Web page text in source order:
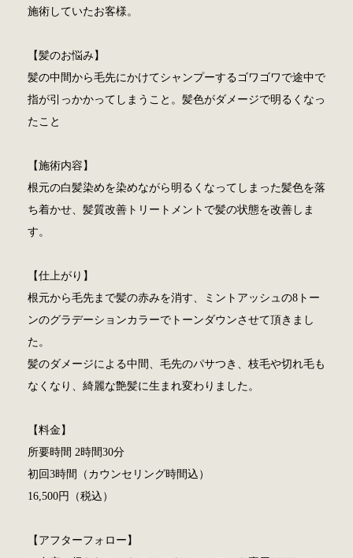
施術していたお客様。
【髪のお悩み】
髪の中間から毛先にかけてシャンプーするゴワゴワで途中で
指が引っかかってしまうこと。髪色がダメージで明るくなっ
たこと
【施術内容】
根元の白髪染めを染めながら明るくなってしまった髪色を落
ち着かせ、髪質改善トリートメントで髪の状態を改善しま
す。
【仕上がり】
根元から毛先まで髪の赤みを消す、ミントアッシュの8トー
ンのグラデーションカラーでトーンダウンさせて頂きまし
た。
髪のダメージによる中間、毛先のパサつき、枝毛や切れ毛も
なくなり、綺麗な艶髪に生まれ変わりました。
【料金】
所要時間 2時間30分
初回3時間（カウンセリング時間込）
16,500円（税込）
【アフターフォロー】